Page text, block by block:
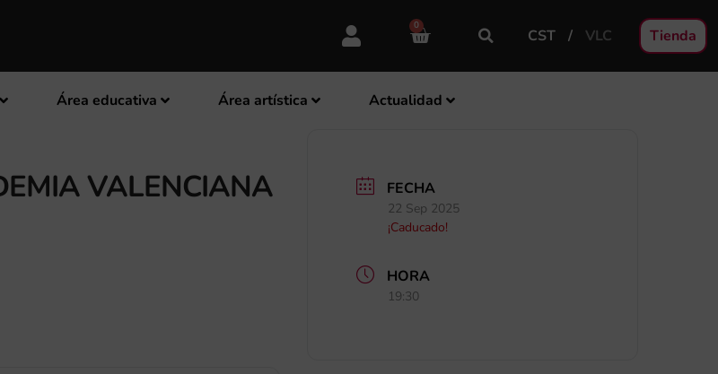
0
CST VLC Tienda
Área educativa Área artística Actualidad
VALENCIANA
FECHA
22 Sep 2025
¡Caducado!
HORA
19:30